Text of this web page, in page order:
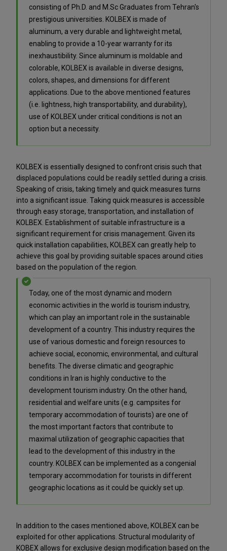
consisting of Ph.D. and M.Sc Graduates from Tehran's
prestigious universities. KOLBEX is made of
aluminum, a very durable and lightweight metal,
enabling to provide a 10-year warranty for its
inexhaustibility. Since aluminum is moldable and
colorable, KOLBEX is available in diverse designs,
colors, shapes, and dimensions for different
applications. Due to the above mentioned features
(i.e. lightness, high transportability, and durability),
use of KOLBEX under critical conditions is not an
option but a necessity.
KOLBEX is essentially designed to confront crisis such that
displaced populations could be readily settled during a crisis.
Speaking of crisis, taking timely and quick measures turns
into a significant issue. Taking quick measures is accessible
through easy storage, transportation, and installation of
KOLBEX. Establishment of suitable infrastructure is a
significant requirement for crisis management. Given its
quick installation capabilities, KOLBEX can greatly help to
achieve this goal by providing suitable spaces around cities
based on the population of the region.
Today, one of the most dynamic and modern
economic activities in the world is tourism industry,
which can play an important role in the sustainable
development of a country. This industry requires the
use of various domestic and foreign resources to
achieve social, economic, environmental, and cultural
benefits. The diverse climatic and geographic
conditions in Iran is highly conductive to the
development tourism industry. On the other hand,
residential and welfare units (e.g. campsites for
temporary accommodation of tourists) are one of
the most important factors that contribute to
maximal utilization of geographic capacities that
lead to the development of this industry in the
country. KOLBEX can be implemented as a congenial
temporary accommodation for tourists in different
geographic locations as it could be quickly set up.
In addition to the cases mentioned above, KOLBEX can be
exploited for other applications. Structural modularity of
KOBEX allows for exclusive design modification based on the